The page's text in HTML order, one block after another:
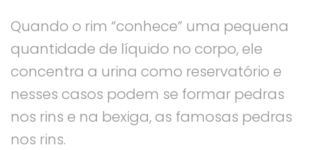
Quando o rim “conhece” uma pequena
quantidade de líquido no corpo, ele
concentra a urina como reservatório e
nesses casos podem se formar pedras
nos rins e na bexiga, as famosas pedras
nos rins.